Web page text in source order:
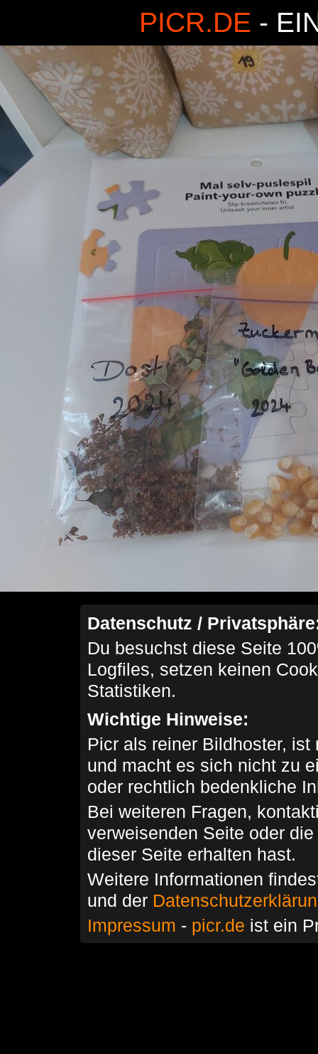
PICR.DE -
Datenschutz /
Du besuchst diese Seite
Logfiles, setzen keinen
Statistiken.
Wichtige Hinweise:
Picr als reiner Bildhoster,
und macht es sich nicht zu
oder rechtlich bedenkliche
Bei weiteren Fragen,
verweisenden Seite oder
dieser Seite erhalten hast.
Weitere Informationen
und der
Impressum - picr.de ist ein